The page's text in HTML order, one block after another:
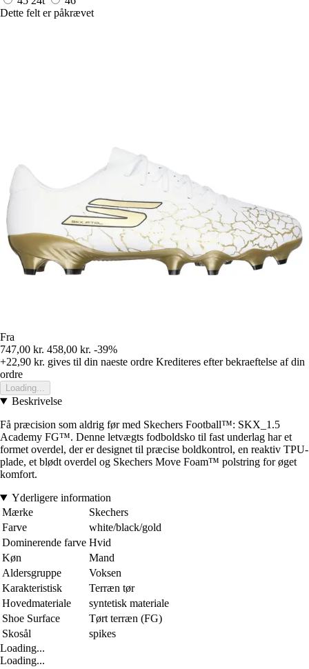
Dette felt er påkrævet
Fra
747,00 kr. 458,00 kr. -39%
+22,90 kr. gives til din naeste ordre Krediteres efter bekraeftelse af din
ordre
Loading...
Beskrivelse
Få præcision som aldrig før med Skechers Football™: SKX_1.5
Academy FG™. Denne letvægts fodboldsko til fast underlag har et
formet overdel, der er designet til præcise boldkontrol, en reaktiv TPU-
plade, et blødt overdel og Skechers Move Foam™ polstring for øget
komfort.
Yderligere information
Mærke
Skechers
Farve
white/black/gold
Dominerende farve Hvid
Køn
Mand
Aldersgruppe
Voksen
Karakteristisk
Terræn tør
Hovedmateriale
syntetisk materiale
Shoe Surface
Tørt terræn (FG)
Skosål
spikes
Loading...
Loading...